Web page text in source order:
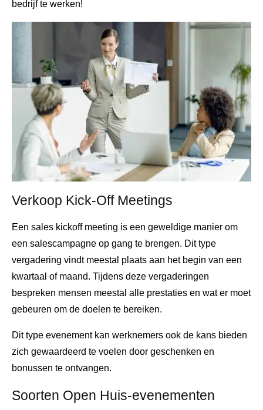
bedrijf te werken!
Verkoop Kick-Off Meetings
Een sales kickoff meeting is een geweldige manier om
een ​​salescampagne op gang te brengen. Dit type
vergadering vindt meestal plaats aan het begin van een
kwartaal of maand. Tijdens deze vergaderingen
bespreken mensen meestal alle prestaties en wat er moet
gebeuren om de doelen te bereiken.
Dit type evenement kan werknemers ook de kans bieden
zich gewaardeerd te voelen door geschenken en
bonussen te ontvangen.
Soorten Open Huis-evenementen